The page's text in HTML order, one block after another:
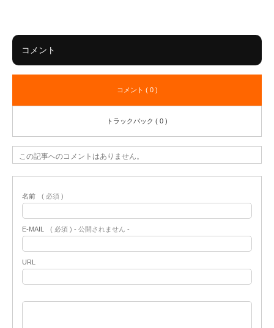
コメント
コメント ( 0 )
トラックバック ( 0 )
この記事へのコメントはありません。
名前 ( 必須 )
E-MAIL ( 必須 ) - 公開されません -
URL